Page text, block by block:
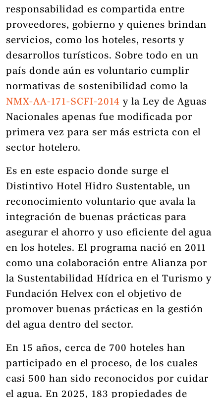
responsabilidad es compartida entre
proveedores, gobierno y quienes brindan
servicios, como los hoteles, resorts y
desarrollos turísticos. Sobre todo en un
país donde aún es voluntario cumplir
normativas de sostenibilidad como la
NMX-AA-171-SCFI-2014 y la Ley de Aguas
Nacionales apenas fue modificada por
primera vez para ser más estricta con el
sector hotelero.
Es en este espacio donde surge el
Distintivo Hotel Hidro Sustentable, un
reconocimiento voluntario que avala la
integración de buenas prácticas para
asegurar el ahorro y uso eficiente del agua
en los hoteles. El programa nació en 2011
como una colaboración entre Alianza por
la Sustentabilidad Hídrica en el Turismo y
Fundación Helvex con el objetivo de
promover buenas prácticas en la gestión
del agua dentro del sector.
En 15 años, cerca de 700 hoteles han
participado en el proceso, de los cuales
casi 500 han sido reconocidos por cuidar
el agua. En 2025, 183 propiedades de